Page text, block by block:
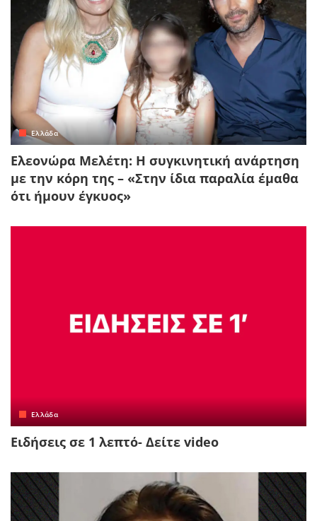
Ελλάδα
Ελεονώρα Μελέτη: Η συγκινητική ανάρτηση
με την κόρη της – «Στην ίδια παραλία έμαθα
ότι ήμουν έγκυος»
Ελλάδα
Ειδήσεις σε 1 λεπτό- Δείτε video